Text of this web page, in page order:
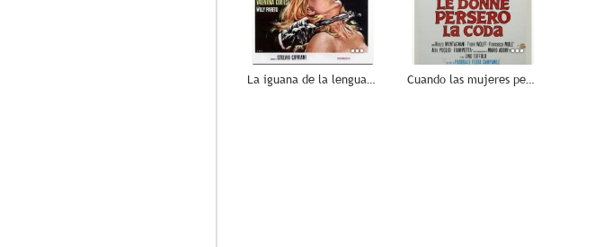
La iguana de la lengua de fuego Cuando las mujeres perdieron la cola